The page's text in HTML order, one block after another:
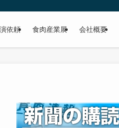
依頼 食肉産業展 会社概要